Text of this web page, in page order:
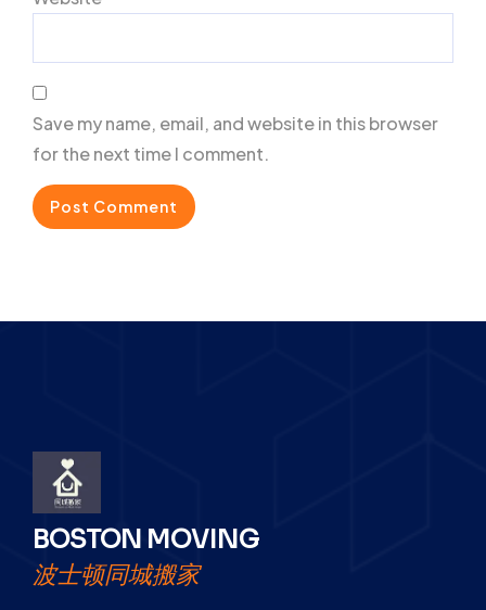
Save my name, email, and website in this browser
for the next time I comment.
BOSTON MOVING
波士顿同城搬家